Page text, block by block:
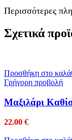
Περισσότερες
Σχετικά
Προσθήκη στο
Γρήγορη προβολή
Mαξιλάρι
22.00 €